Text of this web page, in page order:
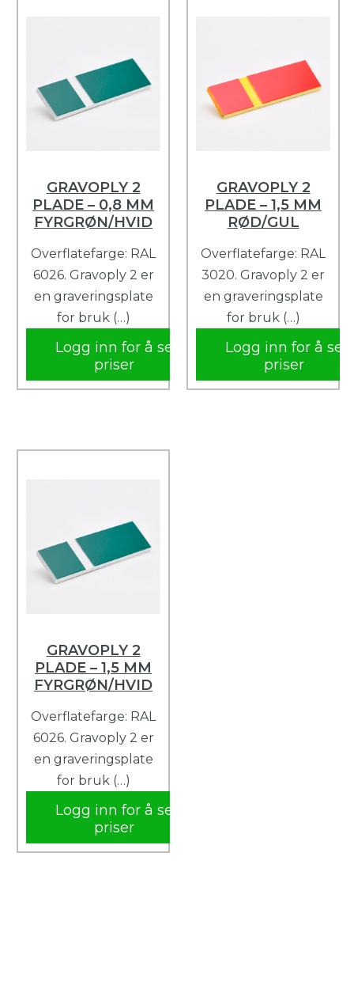
GRAVOPLY 2
PLADE – 0,8 MM
FYRGRØN/HVID
Overflatefarge: RAL
6026. Gravoply 2 er
en graveringsplate
for bruk (…)
Logg inn for å se
priser
GRAVOPLY 2
PLADE – 1,5 MM
RØD/GUL
Overflatefarge: RAL
3020. Gravoply 2 er
en graveringsplate
for bruk (…)
Logg inn for å se
priser
GRAVOPLY 2
PLADE – 1,5 MM
FYRGRØN/HVID
Overflatefarge: RAL
6026. Gravoply 2 er
en graveringsplate
for bruk (…)
Logg inn for å se
priser